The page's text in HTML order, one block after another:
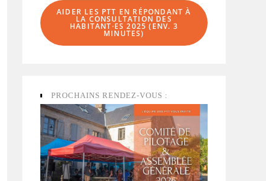
AIDER LES PTT EN RÉPONDANT À
LA CONSULTATION DES
HABITANT·ES2025 (ENV. 3
MINUTES)
PROCHAINS RENDEZ-VOUS :